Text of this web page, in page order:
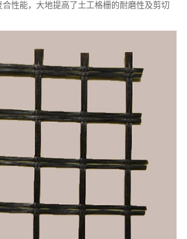
性能，大地提高了土工格栅的耐磨性及剪切